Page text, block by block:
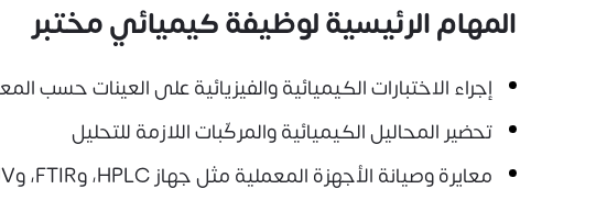
المهام الرئيسية لوظيفة كيميائي مختبر
إجراء الاختبارات الكيميائية والفيزيائية على العينات حسب
تحضير المحاليل الكيميائية والمركّبات اللازمة للتحليل
معايرة وصيانة الأجهزة المعملية مثل جهاز HPLC، وFTIR، وUV